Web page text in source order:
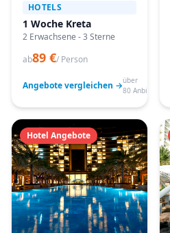
HOTELS
1 Woche Kreta
2 Erwachsene - 3 Sterne
ab89 €/ Person
Angebote vergleichen →über
80 Anbieter
Hotel Angebote